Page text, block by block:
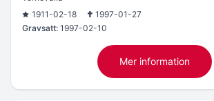
1911-02-18
1997-01-27
Gravsatt: 1997-02-10
Mer information